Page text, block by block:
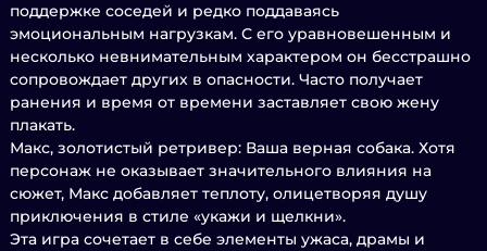
поддержке соседей и редко поддаваясь
эмоциональным нагрузкам. С его уравновешенным и
несколько невнимательным характером он бесстрашно
сопровождает других в опасности. Часто получает
ранения и время от времени заставляет свою жену
плакать.
Макс, золотистый ретривер: Ваша верная собака. Хотя
персонаж не оказывает значительного влияния на
сюжет, Макс добавляет теплоту, олицетворяя душу
приключения в стиле «укажи и щелкни».
Эта игра сочетает в себе элементы ужаса, драмы и